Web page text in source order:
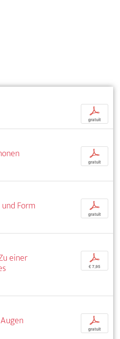
p
gratuit
p
gratuit
Form
p
gratuit
einer
p
€ 7,95
p
gratuit